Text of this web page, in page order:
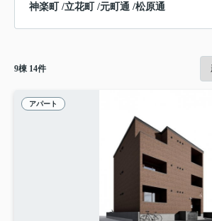
神楽町/立花町/元町通 /松原通
9棟 14件
アパート